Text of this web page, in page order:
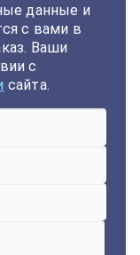
данные и
с вами в
Ваши
с
сайта.